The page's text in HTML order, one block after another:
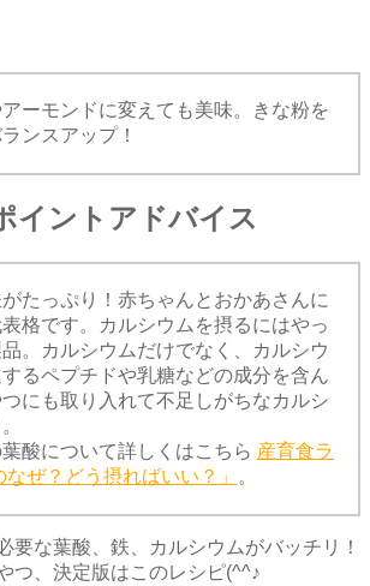
ーモンドに変えても美味。きな粉を
ンスアップ！
イントアドバイス
たっぷり！赤ちゃんとおかあさんに
格です。カルシウムを摂るにはやっ
。カルシウムだけでなく、カルシウ
るペプチドや乳糖などの成分を含ん
にも取り入れて不足しがちなカルシ
酸について詳しくはこちら 産育食ラ
ぜ？どう摂ればいい？」
。
要な葉酸、鉄、カルシウムがバッチリ！
つ、決定版はこのレシピ(^^♪